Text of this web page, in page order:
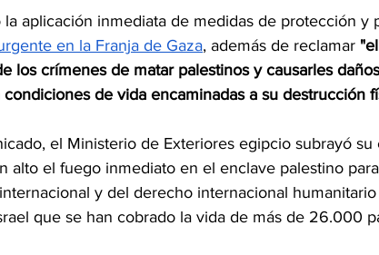
la aplicación inmediata de medidas de protección y
en la Franja de Gaza, además de reclamar
los crímenes de matar palestinos y causarles
de vida encaminadas a su destrucción
el Ministerio de Exteriores egipcio subrayó
alto el fuego inmediato en el enclave palestino
y del derecho internacional
que se han cobrado la vida de más de 26.000